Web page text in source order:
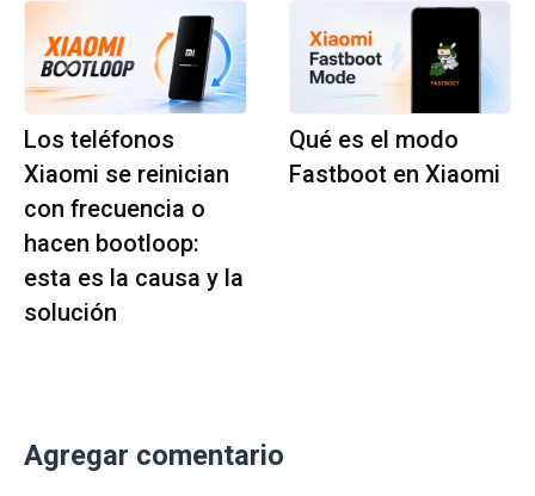
Los teléfonos
Xiaomi se reinician
con frecuencia o
hacen bootloop:
esta es la causa y la
solución
Qué es el modo
Fastboot en Xiaomi
Agregar comentario